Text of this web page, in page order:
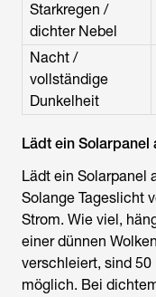
Starkregen /
dichter Nebel
Nacht /
vollständige
Dunkelheit
Lädt ein Solarpanel
Lädt ein Solarpanel
Solange Tageslicht
Strom. Wie viel,
einer dünnen
verschleiert, sind 50
möglich. Bei